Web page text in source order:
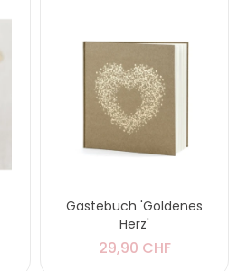
Gästebuch 'Goldenes
Herz'
29,90 CHF